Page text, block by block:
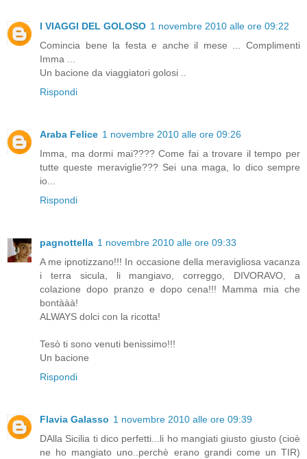
I VIAGGI DEL GOLOSO 1 novembre 2010 alle ore 09:22
Comincia bene la festa e anche il mese ... Complimenti
Imma ...
Un bacione da viaggiatori golosi ..
Rispondi
Araba Felice 1 novembre 2010 alle ore 09:26
Imma, ma dormi mai???? Come fai a trovare il tempo per
tutte queste meraviglie??? Sei una maga, lo dico sempre
io...
Rispondi
pagnottella 1 novembre 2010 alle ore 09:33
A me ipnotizzano!!! In occasione della meravigliosa vacanza
i terra sicula, li mangiavo, correggo, DIVORAVO, a
colazione dopo pranzo e dopo cena!!! Mamma mia che
bontààà!
ALWAYS dolci con la ricotta!
Tesò ti sono venuti benissimo!!!
Un bacione
Rispondi
Flavia Galasso 1 novembre 2010 alle ore 09:39
DAlla Sicilia ti dico perfetti...li ho mangiati giusto giusto (cioè
ne ho mangiato uno..perchè erano grandi come un TIR)